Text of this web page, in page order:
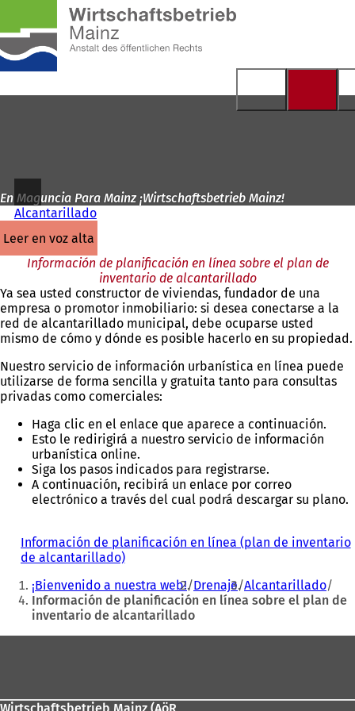
Saltar al contenido
página
de
inicio
En Maguncia Para Mainz ¡Wirtschaftsbetrieb Mainz!
Alcantarillado
leer en voz alta
Información de planificación en línea sobre el plan de
inventario de alcantarillado
Ya sea usted constructor de viviendas, fundador de una
empresa o promotor inmobiliario: si desea conectarse a la
red de alcantarillado municipal, debe ocuparse usted
mismo de cómo y dónde es posible hacerlo en su propiedad.
Nuestro servicio de información urbanística en línea puede
utilizarse de forma sencilla y gratuita tanto para consultas
privadas como comerciales:
Haga clic en el enlace que aparece a continuación.
Esto le redirigirá a nuestro servicio de información
urbanística online.
Siga los pasos indicados para registrarse.
A continuación, recibirá un enlace por correo
electrónico a través del cual podrá descargar su plano.
Información de planificación en línea (plan de inventario
de alcantarillado)(
e
a
b
r
Estás
aquí:
¡Bienvenido a nuestra web! Drenaje Alcantarillado
Información de planificación en línea sobre el plan de
inventario de alcantarillado